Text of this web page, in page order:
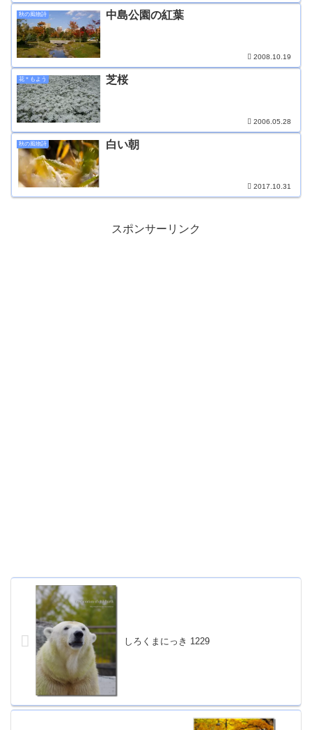
秋の風物詩 中島公園の紅葉
2008.10.19
花＊もよう 芝桜
2006.05.28
秋の風物詩 白い朝
2017.10.31
スポンサーリンク
しろくまにっき 1229